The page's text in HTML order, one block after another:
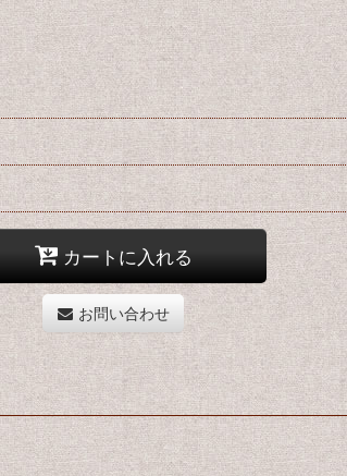
カートに入れる
お問い合わせ